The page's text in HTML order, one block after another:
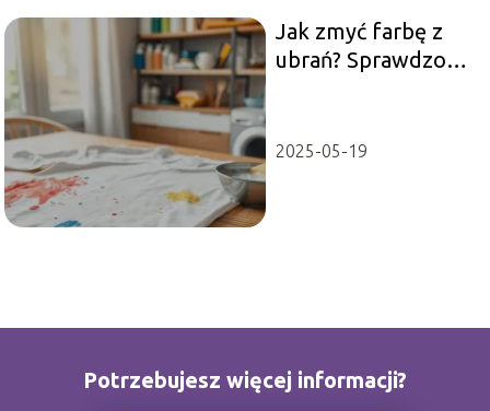
Jak zmyć farbę z
ubrań? Sprawdzone
2025-05-19
Potrzebujesz więcej informacji?